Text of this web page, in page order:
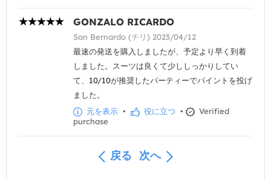
GONZALO RICARDO
San Bernardo (チリ) 2023/04/12
最速の発送を購入しましたが、予定より早く到着
しました。スーツは良くて少ししっかりしてい
て、10/10が推奨したパーティーでパイントを投げ
ました。
元を表示 • 役に立つ •
Verified
purchase
戻る 次へ